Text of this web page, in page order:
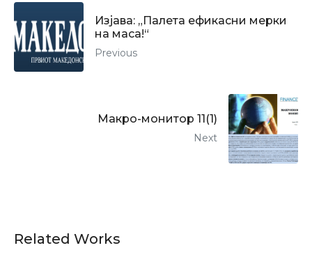
Изјава: „Палета ефикасни мерки
на маса!“
Previous
Макро-монитор 11(1)
Next
Related Works